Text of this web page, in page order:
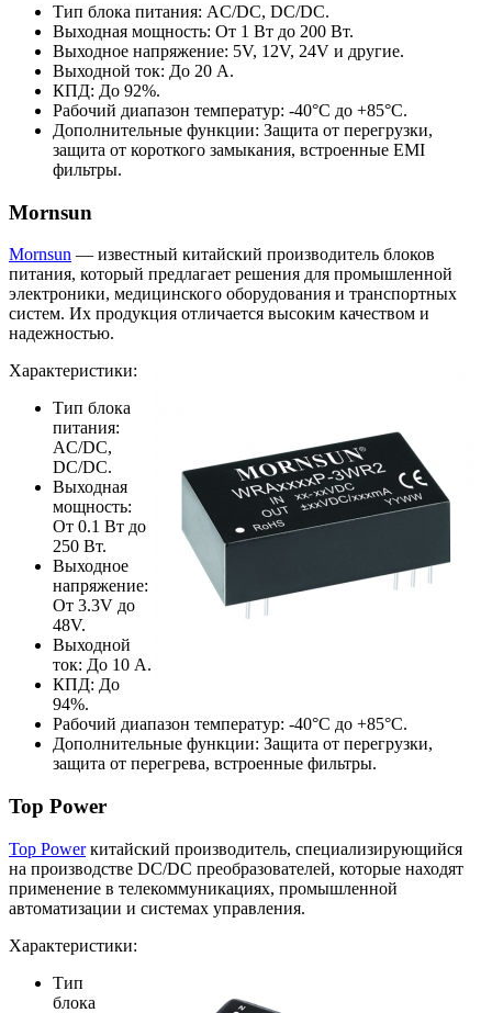
Тип блока питания: AC/DC, DC/DC.
Выходная мощность: От 1 Вт до 200 Вт.
Выходное напряжение: 5V, 12V, 24V и другие.
Выходной ток: До 20 А.
КПД: До 92%.
Рабочий диапазон температур: -40°C до +85°C.
Дополнительные функции: Защита от перегрузки,
защита от короткого замыкания, встроенные EMI
фильтры.
Mornsun
Mornsun — известный китайский производитель блоков
питания, который предлагает решения для промышленной
электроники, медицинского оборудования и транспортных
систем. Их продукция отличается высоким качеством и
надежностью.
Характеристики:
Тип блока
питания:
AC/DC,
DC/DC.
Выходная
мощность:
От 0.1 Вт до
250 Вт.
Выходное
напряжение:
От 3.3V до
48V.
Выходной
ток: До 10 А.
КПД: До
94%.
Рабочий диапазон температур: -40°C до +85°C.
Дополнительные функции: Защита от перегрузки,
защита от перегрева, встроенные фильтры.
Top Power
Top Powerкитайский производитель, специализирующийся
на производстве DC/DC преобразователей, которые находят
применение в телекоммуникациях, промышленной
автоматизации и системах управления.
Характеристики:
Тип
блока